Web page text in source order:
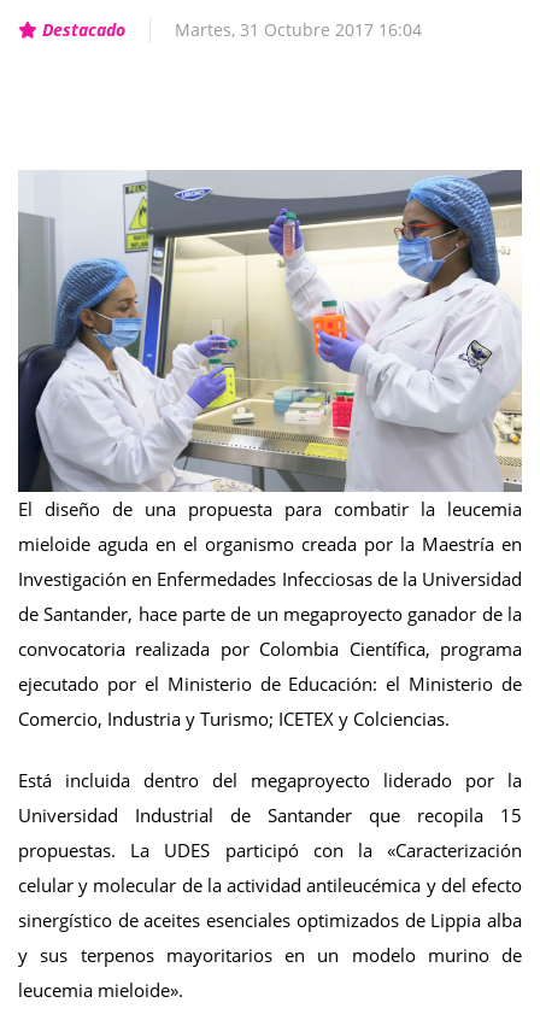
Destacado Martes, 31 Octubre 2017 16:04
El diseño de una propuesta para combatir la leucemia
mieloide aguda en el organismo creada por la Maestría en
Investigación en Enfermedades Infecciosas de la Universidad
de Santander, hace parte de un megaproyecto ganador de la
convocatoria realizada por Colombia Científica, programa
ejecutado por el Ministerio de Educación: el Ministerio de
Comercio, Industria y Turismo; ICETEX y Colciencias.
Está incluida dentro del megaproyecto liderado por la
Universidad Industrial de Santander que recopila 15
propuestas. La UDES participó con la «Caracterización
celular y molecular de la actividad antileucémica y del efecto
sinergístico de aceites esenciales optimizados de Lippia alba
y sus terpenos mayoritarios en un modelo murino de
leucemia mieloide».